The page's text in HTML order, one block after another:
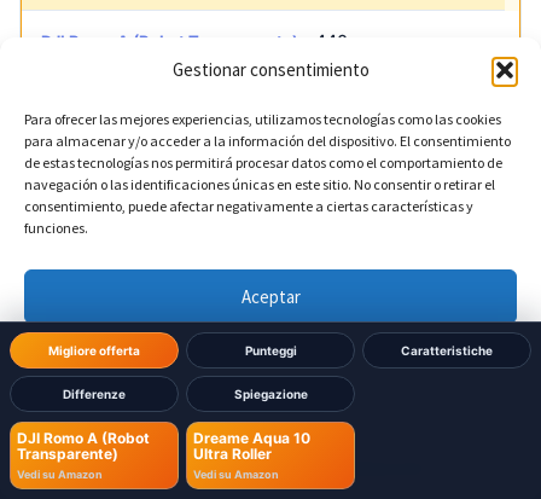
Gestionar consentimiento
Para ofrecer las mejores experiencias, utilizamos tecnologías como las cookies
para almacenar y/o acceder a la información del dispositivo. El consentimiento
de estas tecnologías nos permitirá procesar datos como el comportamiento de
navegación o las identificaciones únicas en este sitio. No consentir o retirar el
consentimiento, puede afectar negativamente a ciertas características y
funciones.
Aceptar
Denegar
Ver preferencias
Política de cookies Política de Privacidad
Migliore offerta Punteggi Caratteristiche
Differenze Spiegazione
DJI Romo A (Robot
Transparente)
Vedi su Amazon
Dreame Aqua 10
Ultra Roller
Vedi su Amazon
DJI Romo A (Robot Transparente): 440 mm
Profondità della base DIVERSO ?
Dreame Aqua 10 Ultra Roller: 440 mm